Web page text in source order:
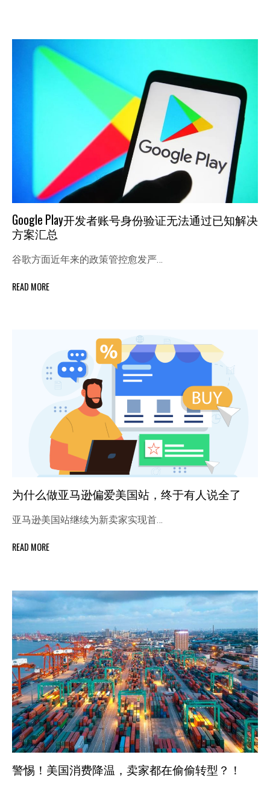
Google Play开发者账号身份验证无法通过已知解决
方案汇总
谷歌方面近年来的政策管控愈发严…
READ MORE
为什么做亚马逊偏爱美国站，终于有人说全了
亚马逊美国站继续为新卖家实现首…
READ MORE
警惕！美国消费降温，卖家都在偷偷转型？！